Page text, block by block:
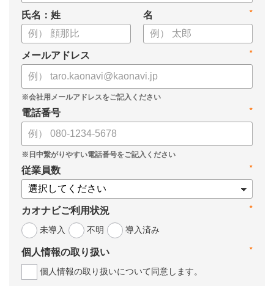
氏名：姓 *
名
*
メールアドレス
*
電話番号
*
従業員数
*
カオナビご利用状況
未導入
不明 導入済み
*
個人情報の取り扱い
個人情報の取り扱いについて同意します。